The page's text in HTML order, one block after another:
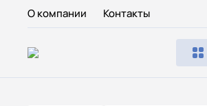
О компании Контакты